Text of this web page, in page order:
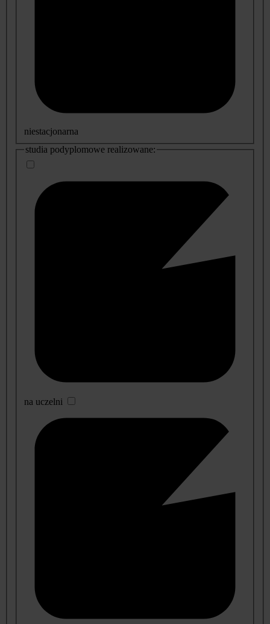
niestacjonarna
studia podyplomowe realizowane:
na uczelni